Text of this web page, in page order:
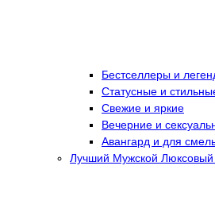
Бестселлеры и
Статусные и
Свежие и яркие
Вечерние и
Авангард и для
Лучший Мужской